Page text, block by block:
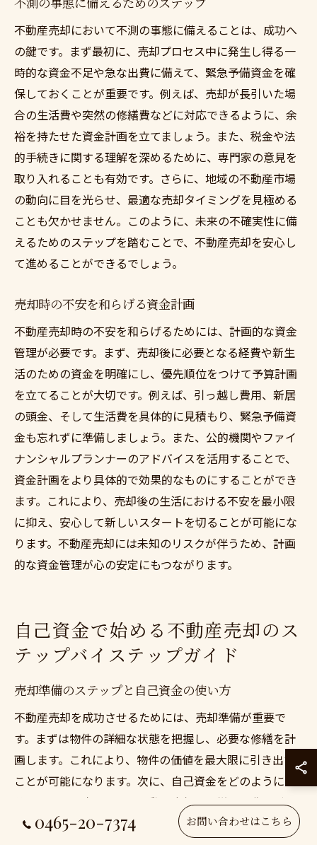
不動産売却において不測の事態に備えることは、成功へ
の鍵です。まず最初に、売却プロセス中に発生し得る一
時的な資金不足や急な出費に備えて、緊急予備資金を確
保しておくことが重要です。例えば、売却が長引いた場
合の生活費や突然の修繕費などに対応できるように、余
裕を持たせた資金計画を立てましょう。また、税金や法
的手続きに関する理解を深めるために、専門家の意見を
取り入れることも有効です。さらに、地域の不動産市場
の動向に目を光らせ、最適な売却タイミングを見極める
ことも欠かせません。このように、未来の不確実性に備
えるためのステップを踏むことで、不動産売却を安心し
て進めることができるでしょう。
売却時の不安を和らげる資金計画
不動産売却時の不安を和らげるためには、計画的な資金
管理が必要です。まず、売却後に必要となる経費や新生
活のための資金を明確にし、優先順位をつけて予算計画
を立てることが大切です。例えば、引っ越し費用、新居
の頭金、そして生活費を具体的に見積もり、緊急予備資
金も忘れずに準備しましょう。また、公的機関やファイ
ナンシャルプランナーのアドバイスを活用することで、
資金計画をより具体的で効果的なものにすることができ
ます。これにより、売却後の生活における不安を最小限
に抑え、安心して新しいスタートを切ることが可能にな
ります。不動産売却には未知のリスクが伴うため、計画
的な資金管理が心の安定にもつながります。
自己資金で始める不動産売却のス
テップバイステップガイド
売却準備のステップと自己資金の使い方
不動産売却を成功させるためには、売却準備が重要で
す。まずは物件の詳細な状態を把握し、必要な修繕を計
画します。これにより、物件の価値を最大限に引き出す
ことが可能になります。次に、自己資金をどのように配
分するかを決定します。不動産売却には様々な費用がか
かるため、自己資金を適切に管理することが重要です。
0465-20-7374 お問い合わせはこちら